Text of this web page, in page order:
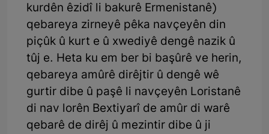
kurdên êzidî li bakurê Ermenistanê)
qebareya zirneyê pêka navçeyên din
piçûk û kurt e û xwediyê dengê nazik û
tûj e. Heta ku em ber bi başûrê ve herin,
qebareya amûrê dirêjtir û dengê wê
gurtir dibe û paşê li navçeyên Loristanê
di nav lorên Bextiyarî de amûr di warê
qebarê de dirêj û mezintir dibe û ji